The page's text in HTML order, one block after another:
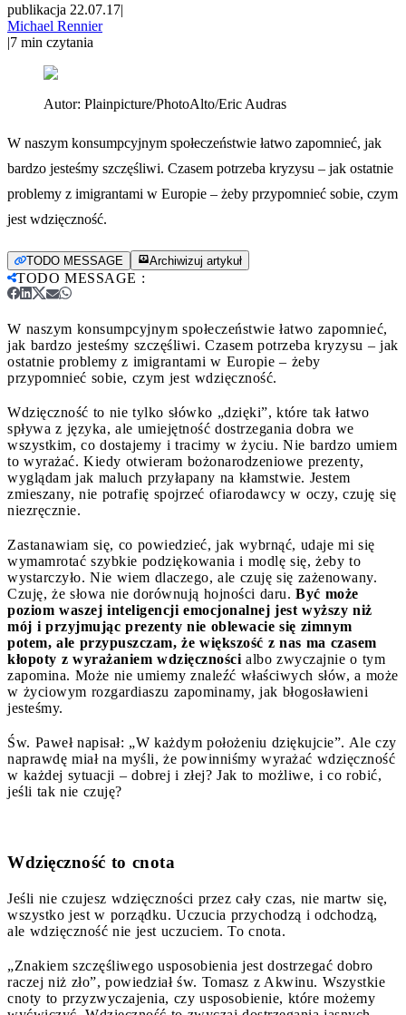
publikacja 22.07.17|
Michael Rennier
|7 min czytania
Autor: Plainpicture/PhotoAlto/Eric Audras
W naszym konsumpcyjnym społeczeństwie łatwo zapomnieć, jak
bardzo jesteśmy szczęśliwi. Czasem potrzeba kryzysu – jak ostatnie
problemy z imigrantami w Europie – żeby przypomnieć sobie, czym
jest wdzięczność.
TODO MESSAGE Archiwizuj artykuł
TODO MESSAGE :
W naszym konsumpcyjnym społeczeństwie łatwo zapomnieć,
jak bardzo jesteśmy szczęśliwi. Czasem potrzeba kryzysu – jak
ostatnie problemy z imigrantami w Europie – żeby
przypomnieć sobie, czym jest wdzięczność.
Wdzięczność to nie tylko słówko „dzięki”, które tak łatwo
spływa z języka, ale umiejętność dostrzegania dobra we
wszystkim, co dostajemy i tracimy w życiu. Nie bardzo umiem
to wyrażać. Kiedy otwieram bożonarodzeniowe prezenty,
wyglądam jak maluch przyłapany na kłamstwie. Jestem
zmieszany, nie potrafię spojrzeć ofiarodawcy w oczy, czuję się
niezręcznie.
Zastanawiam się, co powiedzieć, jak wybrnąć, udaje mi się
wymamrotać szybkie podziękowania i modlę się, żeby to
wystarczyło. Nie wiem dlaczego, ale czuję się zażenowany.
Czuję, że słowa nie dorównują hojności daru. Być może
poziom waszej inteligencji emocjonalnej jest wyższy niż
mój i przyjmując prezenty nie oblewacie się zimnym
potem, ale przypuszczam, że większość z nas ma czasem
kłopoty z wyrażaniem wdzięczności albo zwyczajnie o tym
zapomina. Może nie umiemy znaleźć właściwych słów, a może
w życiowym rozgardiaszu zapominamy, jak błogosławieni
jesteśmy.
Św. Paweł napisał: „W każdym położeniu dziękujcie”. Ale czy
naprawdę miał na myśli, że powinniśmy wyrażać wdzięczność
w każdej sytuacji – dobrej i złej? Jak to możliwe, i co robić,
jeśli tak nie czuję?
Wdzięczność to cnota
Jeśli nie czujesz wdzięczności przez cały czas, nie martw się,
wszystko jest w porządku. Uczucia przychodzą i odchodzą,
ale wdzięczność nie jest uczuciem. To cnota.
„Znakiem szczęśliwego usposobienia jest dostrzegać dobro
raczej niż zło”, powiedział św. Tomasz z Akwinu. Wszystkie
cnoty to przyzwyczajenia, czy usposobienie, które możemy